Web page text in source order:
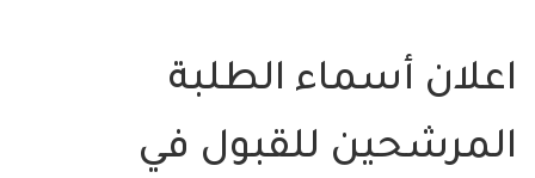
أسماء الطلبة
للقبول في